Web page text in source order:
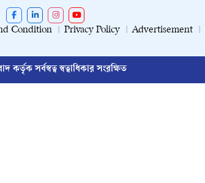
Condition Privacy Policy Advertisement
কর্তৃক সর্বস্বত্ব স্বত্বাধিকার সংরক্ষিত